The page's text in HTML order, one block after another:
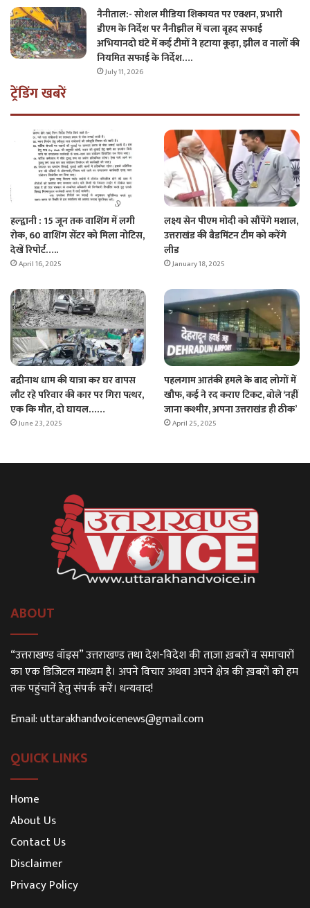
नैनीताल:- सोशल मीडिया शिकायत पर एक्शन, प्रभारी
डीएम के निर्देश पर नैनीझील में चला बृहद सफाई
अभियानदो घंटे में कई टीमों ने हटाया कूड़ा, झील व नालों की
नियमित सफाई के निर्देश….
July 11, 2026
ट्रेंडिंग खबरें
हल्द्वानी : 15 जून तक वाशिंग में लगी
रोक, 60 वाशिंग सेंटर को मिला नोटिस,
देखें रिपोर्ट…..
April 16, 2025
लक्ष्य सेन पीएम मोदी को सौंपेंगे मशाल,
उत्तराखंड की बैडमिंटन टीम को करेंगे
लीड
January 18, 2025
बद्रीनाथ धाम की यात्रा कर घर वापस
लौट रहे परिवार की कार पर गिरा पत्थर,
एक कि मौत, दो घायल……
June 23, 2025
पहलगाम आतंकी हमले के बाद लोगों में
खौफ, कई ने रद कराए टिकट, बोले ‘नहीं
जाना कश्मीर, अपना उत्तराखंड ही ठीक’
April 25, 2025
ABOUT
“उत्तराखण्ड वॉइस” उत्तराखण्ड तथा देश-विदेश की ताज़ा ख़बरों व समाचारों
का एक डिजिटल माध्यम है। अपने विचार अथवा अपने क्षेत्र की ख़बरों को हम
तक पहुंचानें हेतु संपर्क करें। धन्यवाद!
Email:uttarakhandvoicenews@gmail.com
QUICK LINKS
Home
About Us
Contact Us
Disclaimer
Privacy Policy